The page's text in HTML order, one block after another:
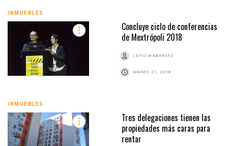
INMUEBLES
Concluye ciclo de conferencias
de Mextrópoli 2018
LETICIA BARRETO
MARZO 21, 2018
INMUEBLES
Tres delegaciones tienen las
propiedades más caras para
rentar